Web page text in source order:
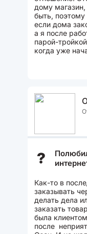
дому
быть,
если дома
а я после
парой-
когда уже
?
Как-то в
заказывать
делать дела
заказать
была
после